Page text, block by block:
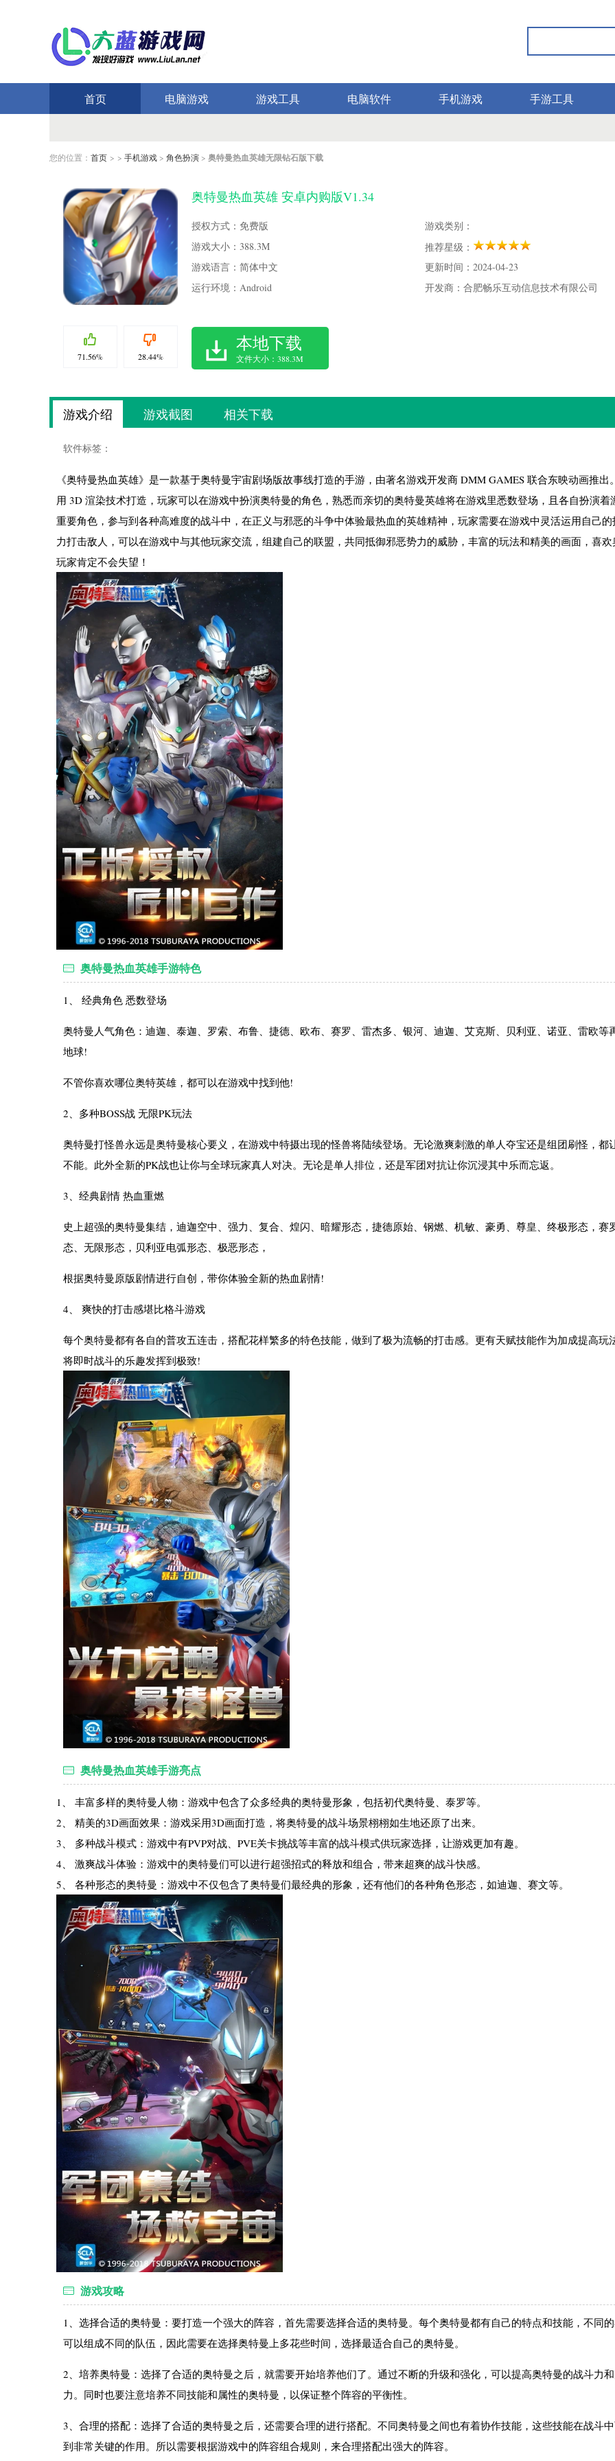
首页 电脑游戏 游戏工具 电脑软件 手机游戏 手游工具
您的位置： 首页 > > 手机游戏 > 角色扮演 > 奥特曼热血英雄无限钻石版下载
71.56% 28.44%
奥特曼热血英雄 安卓内购版V1.34
授权方式：免费版
游戏类别：
游戏大小：388.3M
推荐星级：
游戏语言：简体中文
更新时间：2024-04-23
运行环境：Android
开发商：合肥畅乐互动信息技术有限公司
本地下载
文件大小：388.3M
游戏介绍 游戏截图 相关下载
软件标签：
《奥特曼热血英雄》是一款基于奥特曼宇宙剧场版故事线打造的手游，由著名游戏开发商 DMM GAMES 联合东映动画推出
用 3D 渲染技术打造，玩家可以在游戏中扮演奥特曼的角色，熟悉而亲切的奥特曼英雄将在游戏里悉数登场，且各自扮演着
重要角色，参与到各种高难度的战斗中，在正义与邪恶的斗争中体验最热血的英雄精神，玩家需要在游戏中灵活运用自己
力打击敌人，可以在游戏中与其他玩家交流，组建自己的联盟，共同抵御邪恶势力的威胁，丰富的玩法和精美的画面，喜
玩家肯定不会失望！
奥特曼热血英雄手游特色
1、 经典角色 悉数登场
奥特曼人气角色：迪迦、泰迦、罗索、布鲁、捷德、欧布、赛罗、雷杰多、银河、迪迦、艾克斯、贝利亚、诺亚、雷欧等
地球!
不管你喜欢哪位奥特英雄，都可以在游戏中找到他!
2、多种BOSS战 无限PK玩法
奥特曼打怪兽永远是奥特曼核心要义，在游戏中特摄出现的怪兽将陆续登场。无论激爽刺激的单人夺宝还是组团刷怪，都
不能。此外全新的PK战也让你与全球玩家真人对决。无论是单人排位，还是军团对抗让你沉浸其中乐而忘返。
3、经典剧情 热血重燃
史上超强的奥特曼集结，迪迦空中、强力、复合、煌闪、暗耀形态，捷德原始、钢燃、机敏、豪勇、尊皇、终极形态，赛
态、无限形态，贝利亚电弧形态、极恶形态，
根据奥特曼原版剧情进行自创，带你体验全新的热血剧情!
4、 爽快的打击感堪比格斗游戏
每个奥特曼都有各自的普攻五连击，搭配花样繁多的特色技能，做到了极为流畅的打击感。更有天赋技能作为加成提高玩
将即时战斗的乐趣发挥到极致!
奥特曼热血英雄手游亮点
1、 丰富多样的奥特曼人物：游戏中包含了众多经典的奥特曼形象，包括初代奥特曼、泰罗等。
2、 精美的3D画面效果：游戏采用3D画面打造，将奥特曼的战斗场景栩栩如生地还原了出来。
3、 多种战斗模式：游戏中有PVP对战、PVE关卡挑战等丰富的战斗模式供玩家选择，让游戏更加有趣。
4、 激爽战斗体验：游戏中的奥特曼们可以进行超强招式的释放和组合，带来超爽的战斗快感。
5、 各种形态的奥特曼：游戏中不仅包含了奥特曼们最经典的形象，还有他们的各种角色形态，如迪迦、赛文等。
游戏攻略
1、选择合适的奥特曼：要打造一个强大的阵容，首先需要选择合适的奥特曼。每个奥特曼都有自己的特点和技能，不同
可以组成不同的队伍，因此需要在选择奥特曼上多花些时间，选择最适合自己的奥特曼。
2、培养奥特曼：选择了合适的奥特曼之后，就需要开始培养他们了。通过不断的升级和强化，可以提高奥特曼的战斗力
力。同时也要注意培养不同技能和属性的奥特曼，以保证整个阵容的平衡性。
3、合理的搭配：选择了合适的奥特曼之后，还需要合理的进行搭配。不同奥特曼之间也有着协作技能，这些技能在战斗
到非常关键的作用。所以需要根据游戏中的阵容组合规则，来合理搭配出强大的阵容。